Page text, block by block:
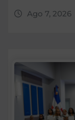
Ago 7, 2026